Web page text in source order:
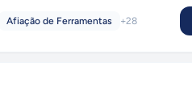
Afiação de Ferramentas +28